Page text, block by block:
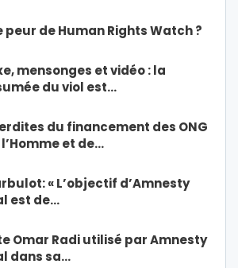
peur de Human Rights Watch ?
mensonges et vidéo : la
du viol est…
du financement des ONG
et de…
« L’objectif d’Amnesty
est de…
Omar Radi utilisé par Amnesty
dans sa…